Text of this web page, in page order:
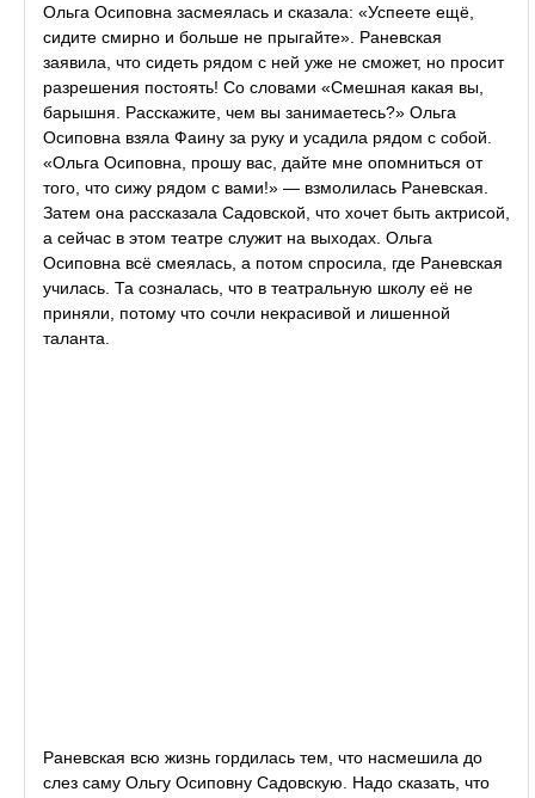
Ольга Осиповна засмеялась и сказала: «Успеете ещё,
сидите смирно и больше не прыгайте». Раневская
заявила, что сидеть рядом с ней уже не сможет, но просит
разрешения постоять! Со словами «Смешная какая вы,
барышня. Расскажите, чем вы занимаетесь?» Ольга
Осиповна взяла Фаину за руку и усадила рядом с собой.
«Ольга Осиповна, прошу вас, дайте мне опомниться от
того, что сижу рядом с вами!» — взмолилась Раневская.
Затем она рассказала Садовской, что хочет быть актрисой,
а сейчас в этом театре служит на выходах. Ольга
Осиповна всё смеялась, а потом спросила, где Раневская
училась. Та созналась, что в театральную школу её не
приняли, потому что сочли некрасивой и лишенной
таланта.
Раневская всю жизнь гордилась тем, что насмешила до
слез саму Ольгу Осиповну Садовскую. Надо сказать, что